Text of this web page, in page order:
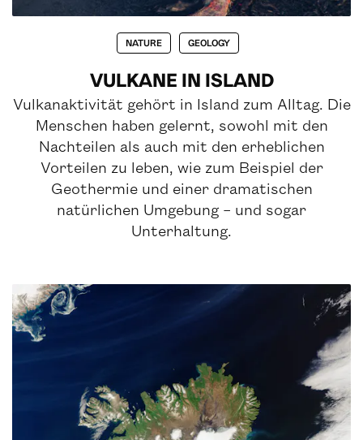
NATURE GEOLOGY
VULKANE IN ISLAND
Vulkanaktivität gehört in Island zum Alltag. Die
Menschen haben gelernt, sowohl mit den
Nachteilen als auch mit den erheblichen
Vorteilen zu leben, wie zum Beispiel der
Geothermie und einer dramatischen
natürlichen Umgebung – und sogar
Unterhaltung.